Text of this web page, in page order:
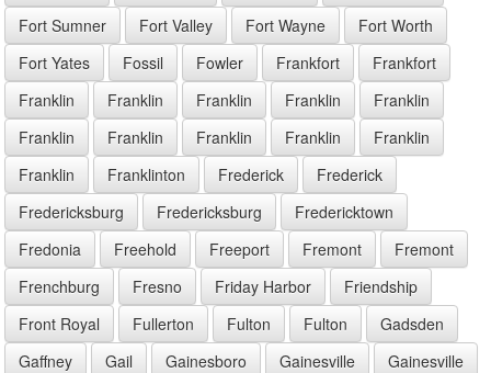
Fort Sumner
Fort Valley Fort Wayne
Fort Worth
Fort Yates
Fossil Fowler Frankfort
Frankfort
Franklin
Franklin Franklin Franklin
Franklin
Franklin
Franklin Franklin Franklin
Franklin
Franklin
Franklinton Frederick
Frederick
Fredericksburg
Fredericksburg
Fredericktown
Fredonia
Freehold Freeport Fremont
Fremont
Frenchburg
Fresno Friday Harbor
Friendship
Front Royal
Fullerton Fulton Fulton
Gadsden
Gaffney
Gail Gainesboro Gainesville
Gainesville